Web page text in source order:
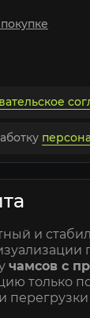
и
чамсов с
только
перегрузки